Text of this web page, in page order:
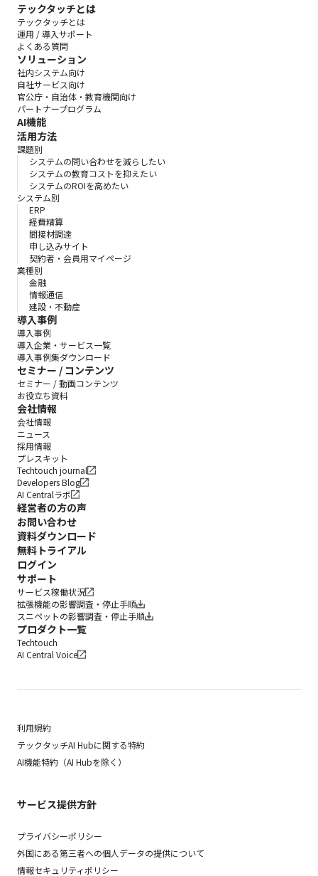
テックタッチとは
テックタッチとは
運用 / 導入サポート
よくある質問
ソリューション
社内システム向け
自社サービス向け
官公庁・自治体・教育機関向け
パートナープログラム
AI機能
活用方法
課題別
システムの問い合わせを減らしたい
システムの教育コストを抑えたい
システムのROIを高めたい
システム別
ERP
経費精算
間接材調達
申し込みサイト
契約者・会員用マイページ
業種別
金融
情報通信
建設・不動産
導入事例
導入事例
導入企業・サービス一覧
導入事例集ダウンロード
セミナー / コンテンツ
セミナー / 動画コンテンツ
お役立ち資料
会社情報
会社情報
ニュース
採用情報
プレスキット
Techtouch journal
Developers Blog
AI Centralラボ
経営者の方の声
お問い合わせ
資料ダウンロード
無料トライアル
ログイン
サポート
サービス稼働状況
拡張機能の影響調査・停止手順
スニペットの影響調査・停止手順
プロダクト一覧
Techtouch
AI Central Voice
利用規約
テックタッチAI Hubに関する特約
AI機能特約（AI Hubを除く）
サービス提供方針
プライバシーポリシー
外国にある第三者への個人データの提供について
情報セキュリティポリシー